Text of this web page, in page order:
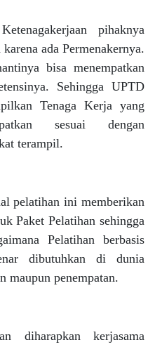
pihaknya
ada Permenakernya.
bisa menempatkan
Sehingga UPTD
Tenaga Kerja yang
sesuai dengan
terampil.
pelatihan ini memberikan
Paket Pelatihan sehingga
Pelatihan berbasis
dibutuhkan di dunia
maupun penempatan.
diharapkan kerjasama